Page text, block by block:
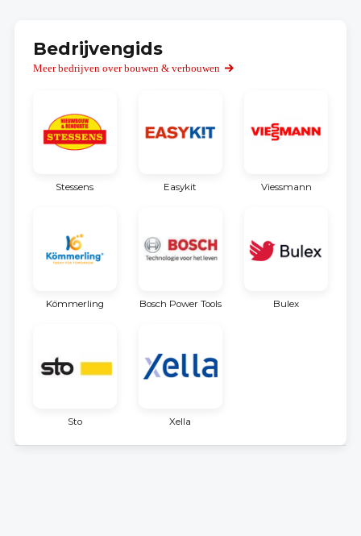
Bedrijvengids
Meer bedrijven over bouwen & verbouwen
Stessens Easykit Viessmann
Kömmerling Bosch Power Tools Bulex
Sto Xella